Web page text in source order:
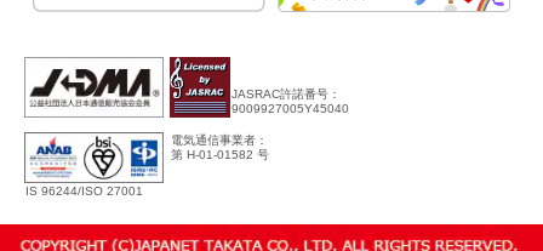
JASRAC許諾番号：
9009927005Y45040
IS 96244/ISO 27001
電気通信事業者：
第 H-01-01582 号